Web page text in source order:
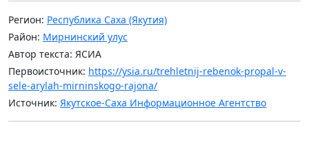
Регион: Республика Саха (Якутия)
Район: Мирнинский улус
Автор текста: ЯСИА
Первоисточник: https://ysia.ru/trehletnij-rebenok-propal-v-
sele-arylah-mirninskogo-rajona/
Источник: Якутское-Саха Информационное Агентство